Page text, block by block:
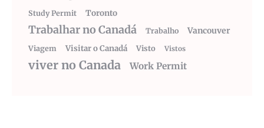
Study Permit Toronto
Trabalhar no Canadá Trabalho Vancouver
Viagem Visitar o Canadá Visto Vistos
viver no Canada Work Permit